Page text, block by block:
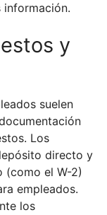
información.
y
suelen
Los
directo y
(como el W-2)
empleados.
los